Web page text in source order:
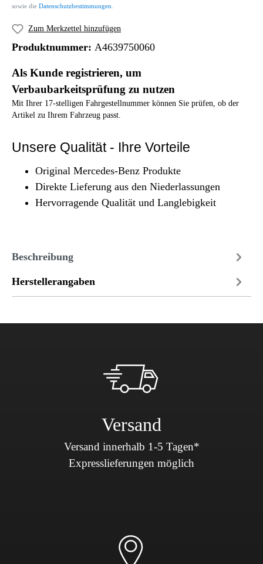
sowie die Datenschutzbestimmungen
Zum Merkzettel hinzufügen
Produktnummer: A4639750060
Als Kunde registrieren, um
Verbaubarkeitsprüfung zu nutzen
Mit Ihrer 17-stelligen Fahrgestellnummer können Sie prüfen, ob der
Artikel zu Ihrem Fahrzeug passt.
Unsere Qualität - Ihre Vorteile
Original Mercedes-Benz Produkte
Direkte Lieferung aus den Niederlassungen
Hervorragende Qualität und Langlebigkeit
Beschreibung
Herstellerangaben
Versand
Versand innerhalb 1-5 Tagen*
Expresslieferungen möglich